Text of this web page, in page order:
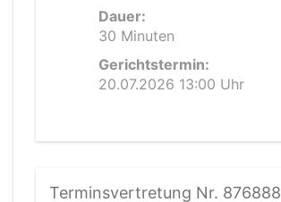
Dauer:
30 Minuten
Gerichtstermin:
20.07.2026 13:00 Uhr
Terminsvertretung Nr. 876888